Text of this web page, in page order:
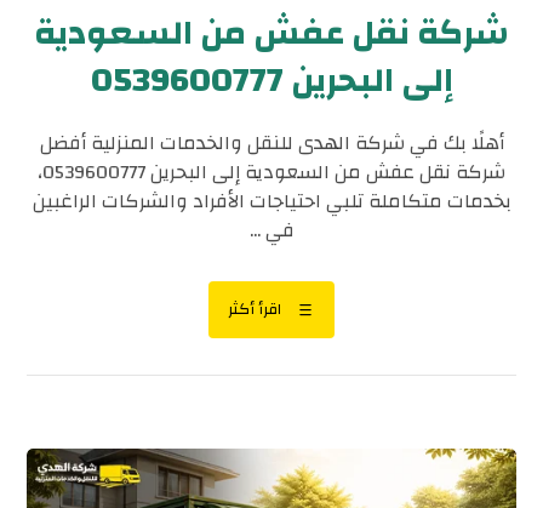
شركة نقل عفش من السعودية
إلى البحرين 0539600777
أهلًا بك في شركة الهدى للنقل والخدمات المنزلية أفضل
شركة نقل عفش من السعودية إلى البحرين 0539600777،
بخدمات متكاملة تلبي احتياجات الأفراد والشركات الراغبين
في ...
اقرأ أكثر